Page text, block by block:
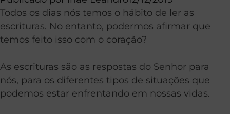
Todos os dias nós temos o hábito de ler as
escrituras. No entanto, podermos afirmar que
temos feito isso com o coração?
As escrituras são as respostas do Senhor para
nós, para os diferentes tipos de situações que
podemos estar enfrentando em nossas vidas.